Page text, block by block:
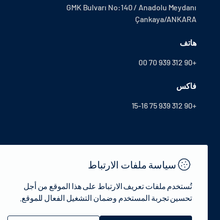
GMK Bulvarı No:140 / Anadolu Meydanı
Çankaya/ANKARA
هاتف
+90 312 939 70 00
فاكس
+90 312 939 75 15-16
© 2022 جمهورية تركيا وزارة الثقافة والسياحة - جميع الحقوق محفوظة.
سياسة ملفات الارتباط
تُستخدم ملفات تعريف الارتباط على هذا الموقع من أجل
تحسين تجربة المستخدم وضمان التشغيل الفعال للموقع.